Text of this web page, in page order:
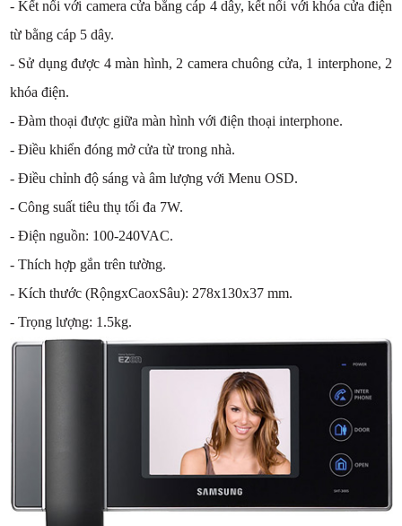
- Kết nối với camera cửa bằng cáp 4 dây, kết nối với khóa cửa điện
từ bằng cáp 5 dây.
- Sử dụng được 4 màn hình, 2 camera chuông cửa, 1 interphone, 2
khóa điện.
- Đàm thoại được giữa màn hình với điện thoại interphone.
- Điều khiển đóng mở cửa từ trong nhà.
- Điều chỉnh độ sáng và âm lượng với Menu OSD.
- Công suất tiêu thụ tối đa 7W.
- Điện nguồn: 100-240VAC.
- Thích hợp gắn trên tường.
- Kích thước (RộngxCaoxSâu): 278x130x37 mm.
- Trọng lượng: 1.5kg.